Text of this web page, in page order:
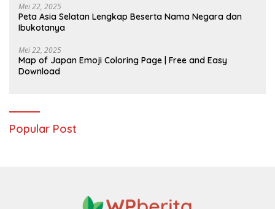
Mei 22, 2025
Peta Asia Selatan Lengkap Beserta Nama Negara dan
Ibukotanya
Mei 22, 2025
Map of Japan Emoji Coloring Page | Free and Easy
Download
Popular Post